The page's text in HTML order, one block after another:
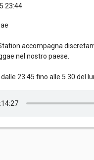
23:44
accompagna
nel nostro paese.
23.45 fino alle 5.30 del